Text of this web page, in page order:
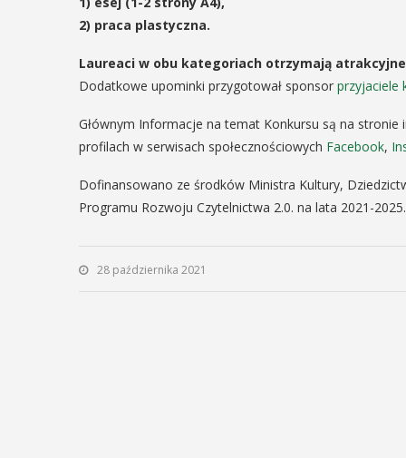
2) praca plastyczna.
Laureaci w obu kategoriach otrzymają
Dodatkowe upominki przygotował sponsor przyjaciele
Głównym Informacje na temat Konkursu są na stronie
profilach w serwisach społecznościowych Facebook,
Dofinansowano ze środków Ministra Kultury,
Programu Rozwoju Czytelnictwa 2.0. na lata 2021-2025.
28 października 2021
SIERPIEŃ
08:00 - 18:00
V Turniej
Myślimira.